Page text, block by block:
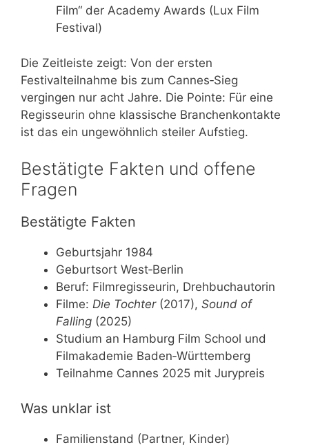
Film“ der Academy Awards (Lux Film
Festival)
Die Zeitleiste zeigt: Von der ersten
Festivalteilnahme bis zum Cannes‑Sieg
vergingen nur acht Jahre. Die Pointe: Für eine
Regisseurin ohne klassische Branchenkontakte
ist das ein ungewöhnlich steiler Aufstieg.
Bestätigte Fakten und offene
Fragen
Bestätigte Fakten
Geburtsjahr 1984
Geburtsort West‑Berlin
Beruf: Filmregisseurin, Drehbuchautorin
Filme: Die Tochter(2017), Sound of
Falling (2025)
Studium an Hamburg Film School und
Filmakademie Baden‑Württemberg
Teilnahme Cannes 2025 mit Jurypreis
Was unklar ist
Familienstand (Partner, Kinder)